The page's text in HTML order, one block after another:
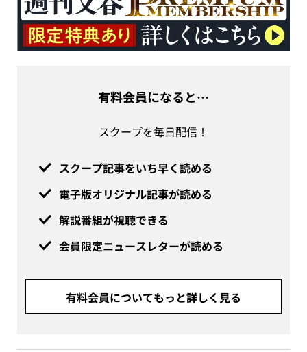
有料会員になると…
スクープを毎日配信！
スクープ記事をいち早く読める
電子版オリジナル記事が読める
解説番組が視聴できる
会員限定ニュースレターが読める
有料会員についてもっと詳しく見る